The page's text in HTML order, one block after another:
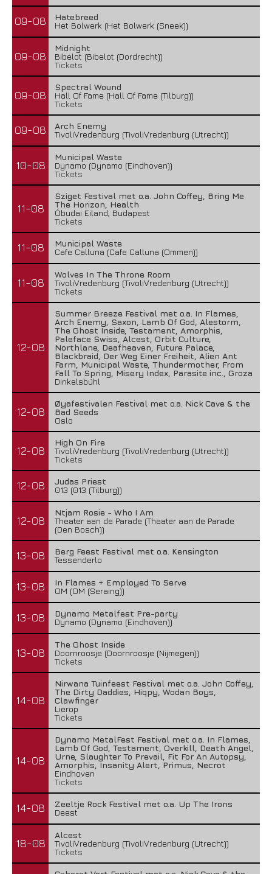
09-08
Hatebreed
Het Bolwerk (Het Bolwerk (Sneek))
09-08
Midnight
Bibelot (Bibelot (Dordrecht))
Tickets
09-08
Spectral Wound
Hall Of Fame (Hall Of Fame (Tilburg))
Tickets
09-08
Arch Enemy
TivoliVredenburg (TivoliVredenburg (Utrecht))
10-08
Municipal Waste
Dynamo (Dynamo (Eindhoven))
Tickets
11-08
Sziget Festival met o.a. John Coffey, Bring Me
The Horizon, Health
Óbudai Eiland, Budapest
Tickets
11-08
Municipal Waste
Cafe Calluna (Cafe Calluna (Ommen))
11-08
Wolves In The Throne Room
TivoliVredenburg (TivoliVredenburg (Utrecht))
Tickets
12-08
Summer Breeze Festival met o.a. In Flames,
Arch Enemy, Saxon, Lamb Of God, Alestorm,
The Ghost Inside, Testament, Amorphis,
Paleface Swiss, Alcest, Orbit Culture,
Northlane, Deafheaven, Future Palace,
Blackbraid, Der Weg Einer Freiheit, Alien Ant
Farm, Municipal Waste, Thundermother, From
Fall To Spring, Misery Index, Parasite inc., Groza
Dinkelsbühl
12-08
Øyafestivalen Festival met o.a. Nick Cave & the
Bad Seeds
Oslo
12-08
High On Fire
TivoliVredenburg (TivoliVredenburg (Utrecht))
Tickets
12-08
Judas Priest
013 (013 (Tilburg))
12-08
Ntjam Rosie - Who I Am
Theater aan de Parade (Theater aan de Parade
(Den Bosch))
13-08
Berg Feest Festival met o.a. Kensington
Tessenderlo
13-08
In Flames + Employed To Serve
OM (OM (Seraing))
13-08
Dynamo Metalfest Pre-party
Dynamo (Dynamo (Eindhoven))
13-08
The Ghost Inside
Doornroosje (Doornroosje (Nijmegen))
Tickets
14-08
Nirwana Tuinfeest Festival met o.a. John Coffey,
The Dirty Daddies, Hiqpy, Wodan Boys,
Clawfinger
Lierop
Tickets
14-08
Dynamo MetalFest Festival met o.a. In Flames,
Lamb Of God, Testament, Overkill, Death Angel,
Urne, Slaughter To Prevail, Fit For An Autopsy,
Amorphis, Insanity Alert, Primus, Necrot
Eindhoven
Tickets
14-08
Zeeltje Rock Festival met o.a. Up The Irons
Deest
18-08
Alcest
TivoliVredenburg (TivoliVredenburg (Utrecht))
Tickets